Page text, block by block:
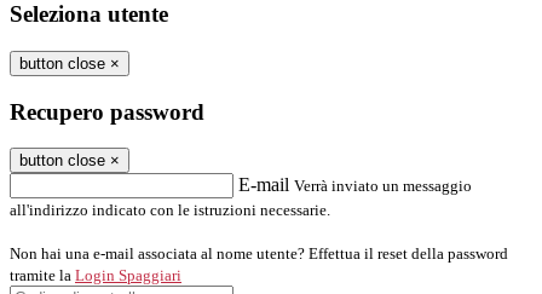
Seleziona utente
button close ×
Recupero password
button close ×
E-mail Verrà inviato un messaggio
all'indirizzo indicato con le istruzioni necessarie.
Non hai una e-mail associata al nome utente? Effettua il reset della password
tramite la Login Spaggiari